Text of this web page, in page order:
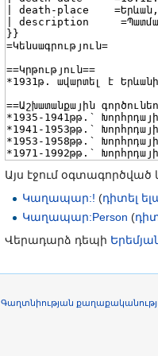
Այս էջում
Կաղապար:! (դիտել
Կաղապար:Person (
Վերադարձ դեպի
Գաղտնիության